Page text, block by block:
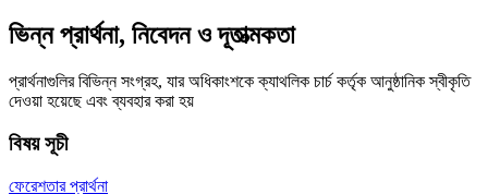
ভিন্ন প্রার্থনা, নিবেদন ও দূতাত্মকতা
প্রার্থনাগুলির বিভিন্ন সংগ্রহ, যার অধিকাংশকে ক্যাথলিক চার্চ কর্তৃক আনুষ্ঠানিক স্বীকৃতি
দেওয়া হয়েছে এবং ব্যবহার করা হয়
বিষয় সূচী
ফেরেশতার প্রার্থনা